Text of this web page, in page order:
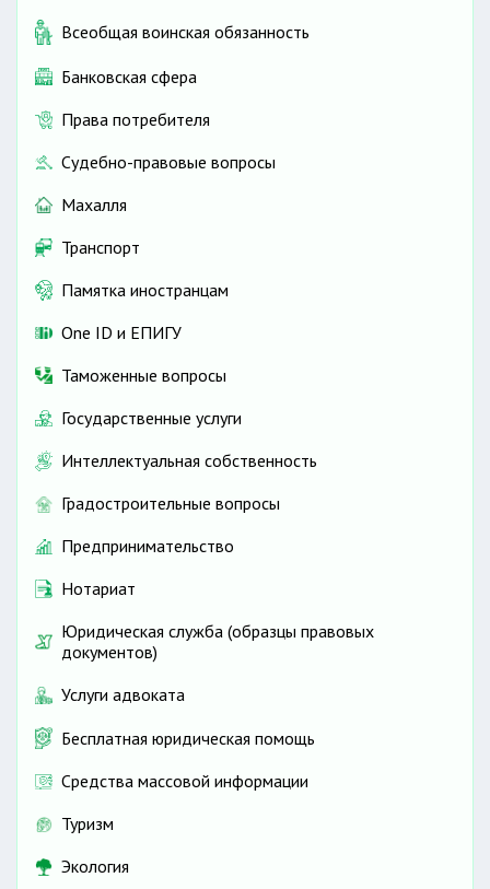
Всеобщая воинская обязанность
Банковская сфера
Права потребителя
Судебно-правовые вопросы
Махалля
Транспорт
Памятка иностранцам
One ID и ЕПИГУ
Таможенные вопросы
Государственные услуги
Интеллектуальная собственность
Градостроительные вопросы
Предпринимательство
Нотариат
Юридическая служба (образцы правовых
документов)
Услуги адвоката
Бесплатная юридическая помощь
Средства массовой информации
Туризм
Экология